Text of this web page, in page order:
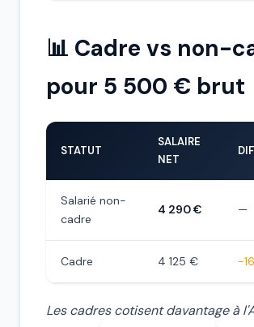
📊 Cadre vs non-
pour 5 500 € brut
STATUT
SALAIRE
NET
Salarié non-
cadre
4 290 € —
Cadre 4 125 €
Les cadres cotisent davantage à